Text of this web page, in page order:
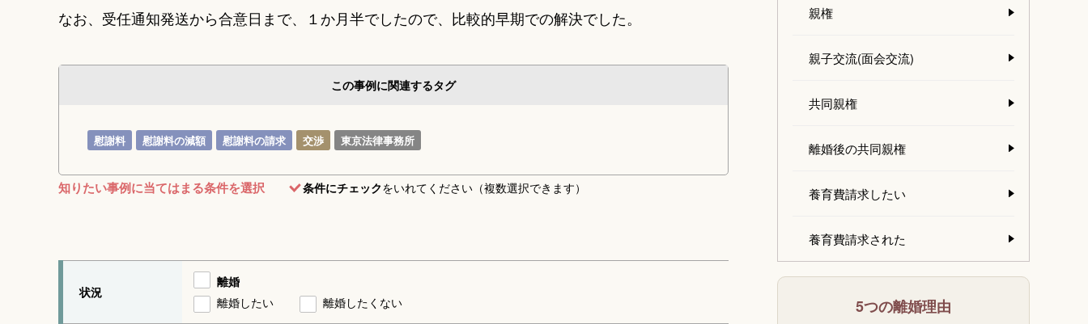
なお、受任通知発送から合意日まで、１か月半でしたので、比較的早期での解決でした。
この事例に関連するタグ
慰謝料 慰謝料の減額 慰謝料の請求 交渉 東京法律事務所
知りたい事例に当てはまる条件を選択 条件にチェックをいれてください（複数選択できます）
状況
離婚
離婚したい
離婚したくない
親権
親子交流(面会交流)
共同親権
離婚後の共同親権
養育費請求したい
養育費請求された
5つの離婚理由